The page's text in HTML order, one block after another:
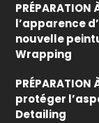
PRÉPARATION
l’apparence
nouvelle
Wrapping
protéger
Detailing